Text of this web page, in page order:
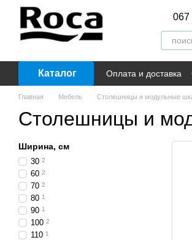
Перейти к основному контенту
067
Каталог Оплата и доставка
Главная Мебель Столешницы и модульные
Столешницы и
Ширина, см
30 2
60 2
70 2
80 1
90 1
100 2
110 1